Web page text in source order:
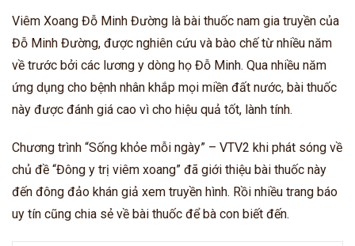
Viêm Xoang Đỗ Minh Đường là bài thuốc nam gia truyền của
Đỗ Minh Đường, được nghiên cứu và bào chế từ nhiều năm
về trước bởi các lương y dòng họ Đỗ Minh. Qua nhiều năm
ứng dụng cho bệnh nhân khắp mọi miền đất nước, bài thuốc
này được đánh giá cao vì cho hiệu quả tốt, lành tính.
Chương trình “Sống khỏe mỗi ngày” – VTV2 khi phát sóng về
chủ đề “Đông y trị viêm xoang” đã giới thiệu bài thuốc này
đến đông đảo khán giả xem truyền hình. Rồi nhiều trang báo
uy tín cũng chia sẻ về bài thuốc để bà con biết đến.